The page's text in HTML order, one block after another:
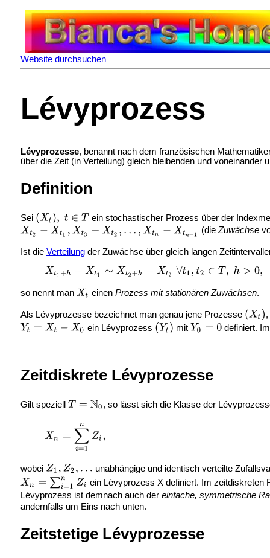
Website durchsuchen
Lévyprozess
Lévyprozesse, benannt nach dem französischen
über die Zeit (in Verteilung) gleich bleibenden und
Definition
Sei
ein stochastischer Prozess über der
(die Zuwächse
Ist die Verteilungder Zuwächse über gleich langen
so nennt man einenProzess mit stationären Zuwächsen.
Als Lévyprozesse bezeichnet man genau jene Prozesse
ein Lévyprozess
mit definiert.
Zeitdiskrete Lévyprozesse
Gilt speziell , so lässt sich die Klasse der
wobei
unabhängige und identisch verteilte
ein Lévyprozess X definiert. Im
Lévyprozess ist demnach auch der einfache, symmetrische
andernfalls um Eins nach unten.
Zeitstetige Lévyprozesse